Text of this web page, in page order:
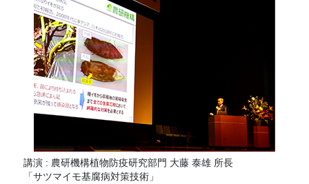
講演 : 農研機構植物防疫研究部門 大藤 泰雄 所長
「サツマイモ基腐病対策技術」